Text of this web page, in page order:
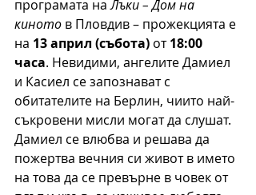
програмата на Лъки – Дом на
киното в Пловдив – прожекцията е
на 13 април (събота) от 18:00
часа. Невидими, ангелите Дамиел
и Касиел се запознават с
обитателите на Берлин, чиито най-
съкровени мисли могат да слушат.
Дамиел се влюбва и решава да
пожертва вечния си живот в името
на това да се превърне в човек от